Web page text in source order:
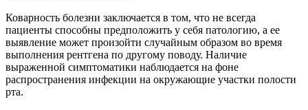
Коварность болезни заключается в том, что не всегда
пациенты способны предположить у себя патологию, а ее
выявление может произойти случайным образом во время
выполнения рентгена по другому поводу. Наличие
выраженной симптоматики наблюдается на фоне
распространения инфекции на окружающие участки полости
рта.